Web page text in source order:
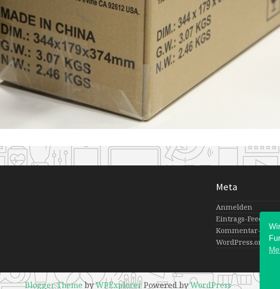
Meta
Anmelden
Eintrags-Feed
Kommentar-Feed
WordPress.org
Blogger ThemebyWPExplorerPowered byWordPress